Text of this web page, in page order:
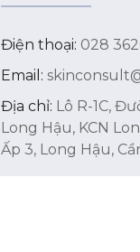
Điện thoại: 028
Email:
Địa chỉ: Lô R-1C,
Long Hậu, KCN
Ấp 3, Long Hậu,